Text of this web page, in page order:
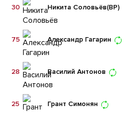
Никита Соловьёв(ВР)
30
Александр Гагарин
75
Василий Антонов
28
Грант Симонян
25